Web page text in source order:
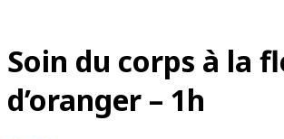
Soin du corps à la
d’oranger – 1h